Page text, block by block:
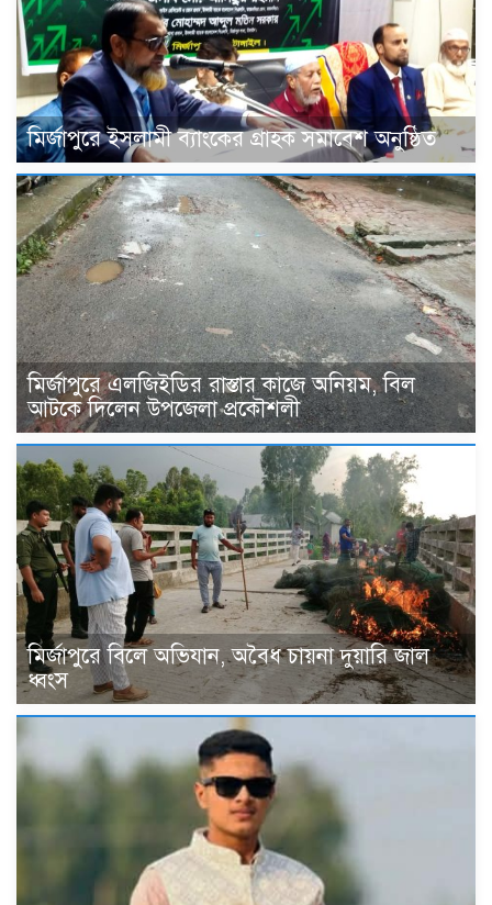
মির্জাপুরে ইসলামী ব্যাংকের গ্রাহক সমাবেশ অনুষ্ঠিত
মির্জাপুরে এলজিইডির রাস্তার কাজে অনিয়ম, বিল
আটকে দিলেন উপজেলা প্রকৌশলী
মির্জাপুরে বিলে অভিযান, অবৈধ চায়না দুয়ারি জাল
ধ্বংস